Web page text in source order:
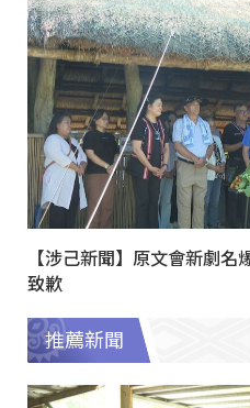
【涉己新聞】原文會新劇
致歉
推薦新聞